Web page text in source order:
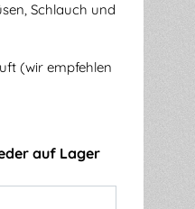
Schlauch und
(wir empfehlen
auf Lager